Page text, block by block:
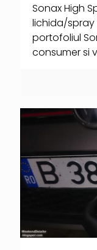
Sonax High
lichida/
portofoliul
consumer si